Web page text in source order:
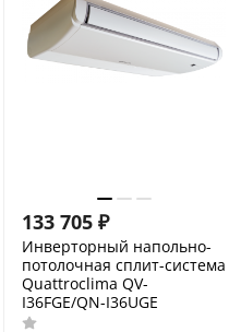
133 705 ₽
Инверторный напольно-
потолочная сплит-система
Quattroclima QV-
I36FGE/QN-I36UGE